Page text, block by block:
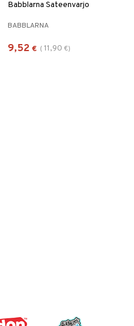
Babblarna Sateenvarjo
BABBLARNA
9,52 € ( 11,90 €)